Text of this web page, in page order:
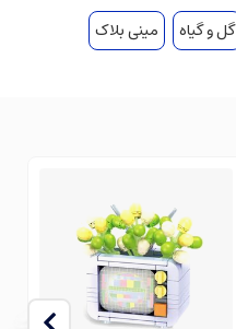
گل و گیاه مینی بلاک